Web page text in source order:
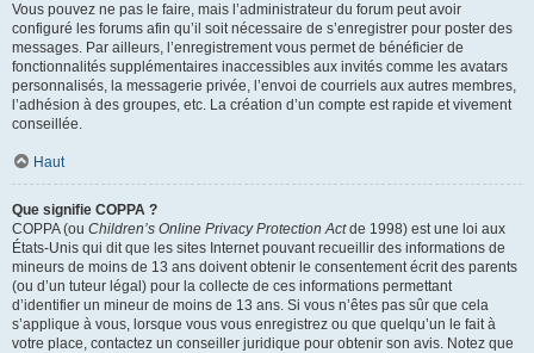
Vous pouvez ne pas le faire, mais l’administrateur du forum peut avoir
configuré les forums afin qu’il soit nécessaire de s’enregistrer pour poster des
messages. Par ailleurs, l’enregistrement vous permet de bénéficier de
fonctionnalités supplémentaires inaccessibles aux invités comme les avatars
personnalisés, la messagerie privée, l’envoi de courriels aux autres membres,
l’adhésion à des groupes, etc. La création d’un compte est rapide et vivement
conseillée.
Haut
Que signifie COPPA ?
COPPA (ou Children’s Online Privacy Protection Actde 1998) est une loi aux
États-Unis qui dit que les sites Internet pouvant recueillir des informations de
mineurs de moins de 13 ans doivent obtenir le consentement écrit des parents
(ou d’un tuteur légal) pour la collecte de ces informations permettant
d’identifier un mineur de moins de 13 ans. Si vous n’êtes pas sûr que cela
s’applique à vous, lorsque vous vous enregistrez ou que quelqu’un le fait à
votre place, contactez un conseiller juridique pour obtenir son avis. Notez que